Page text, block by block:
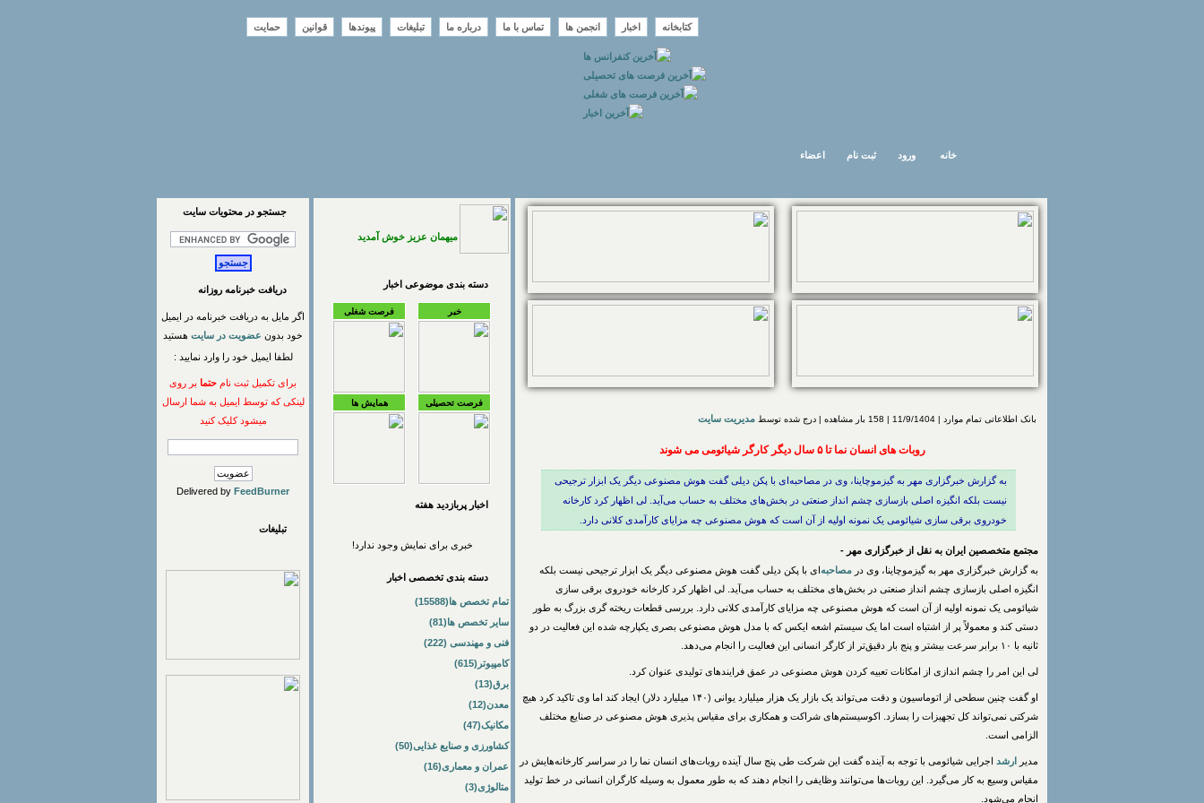
کتابخانه اخبار انجمن ها تماس با ما درباره ما تبلیغات پیوندها قوانین حمایت
اعضاء ثبت نام ورود خانه
بانک اطلاعاتی تمام موارد | 11/9/1404 | 158 بار مشاهده | درج شده توسط مدیریت سایت
روبات های انسان نما تا ۵ سال دیگر کارگر شیائومی می شوند
به گزارش خبرگزاری مهر به گیزموچاینا، وی در مصاحبه‌ای با پکن دیلی گفت هوش مصنوعی دیگر یک ابزار ترجیحی
نیست بلکه انگیزه اصلی بازسازی چشم انداز صنعتی در بخش‌های مختلف به حساب می‌آید. لی اظهار کرد کارخانه
خودروی برقی سازی شیائومی یک نمونه اولیه از آن است که هوش مصنوعی چه مزایای کارآمدی کلانی دارد.
مجتمع متخصصین ایران به نقل از خبرگزاری مهر -
به گزارش خبرگزاری مهر به گیزموچاینا، وی در مصاحبه‌ای با پکن دیلی گفت هوش مصنوعی دیگر یک ابزار ترجیحی نیست بلکه
انگیزه اصلی بازسازی چشم انداز صنعتی در بخش‌های مختلف به حساب می‌آید. لی اظهار کرد کارخانه خودروی برقی سازی
شیائومی یک نمونه اولیه از آن است که هوش مصنوعی چه مزایای کارآمدی کلانی دارد. بررسی قطعات ریخته گری بزرگ به طور
دستی کند و معمولاً پر از اشتباه است اما یک سیستم اشعه ایکس که با مدل هوش مصنوعی بصری یکپارچه شده این فعالیت در دو
ثانیه با ۱۰ برابر سرعت بیشتر و پنج بار دقیق‌تر از کارگر انسانی این فعالیت را انجام می‌دهد.
لی این امر را چشم اندازی از امکانات تعبیه کردن هوش مصنوعی در عمق فرایندهای تولیدی عنوان کرد.
او گفت چنین سطحی از اتوماسیون و دقت می‌تواند یک بازار یک هزار میلیارد یوانی (۱۴۰ میلیارد دلار) ایجاد کند اما وی تاکید کرد هیچ
شرکتی نمی‌تواند کل تجهیزات را بسازد. اکوسیستم‌های شراکت و همکاری برای مقیاس پذیری هوش مصنوعی در صنایع مختلف
الزامی است.
مدیر ارشد اجرایی شیائومی با توجه به آینده گفت این شرکت طی پنج سال آینده روبات‌های انسان نما را در سراسر کارخانه‌هایش در
مقیاس وسیع به کار می‌گیرد. این روبات‌ها می‌توانند وظایفی را انجام دهند که به طور معمول به وسیله کارگران انسانی در خط تولید
انجام می‌شود.
میهمان عزیز خوش آمدید
دسته بندی موضوعی اخبار
خبر فرصت شغلی
فرصت تحصیلی همایش ها
اخبار پربازديد هفته
خبری برای نمایش وجود ندارد!
دسته بندی تخصصی اخبار
تمام تخصص ها(15588)
سایر تخصص ها(81)
فنی و مهندسی (222)
کامپیوتر(615)
برق(13)
معدن(12)
مکانیک(47)
کشاورزی و صنایع غذایی(50)
عمران و معماری(16)
متالوژی(3)
جستجو در محتويات سايت
دریافت خبرنامه روزانه
اگر مایل به دریافت خبرنامه در ایمیل
خود بدون عضویت در سایت هستید
لطفا ایمیل خود را وارد نمایید :
برای تکمیل ثبت نام حتما بر روی
لینکی که توسط ایمیل به شما ارسال
میشود کلیک کنید
Delivered by FeedBurner
تبلیغات